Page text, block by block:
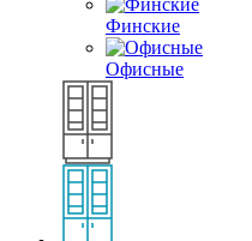
Финские
Офисные